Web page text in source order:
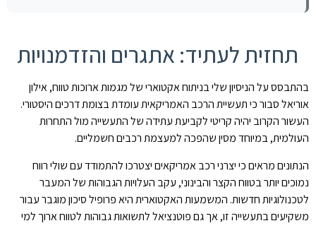
תחזית לעתיד: אתגרים והזדמנויות
בהתבסס על הניסיון שלי בניתוח אקטוארי של מגמות ארוכות טווח, אילון
אוריאל סבור כי תעשיית הרכב האמריקאית עומדת בצומת דרכים היסטורי.
העשור הקרוב יהיה קריטי לקביעת עתידה של התעשייה מול התחרות
העולמית, במיוחד מסין שהפכה למעצמת רכבים חשמליים.
הנתונים מראים כי יצרני רכב אמריקאים יצטרכו להתמודד עם שולי רווח
נמוכים יותר בטווח הקצר והבינוני, עקב העלויות הגבוהות של המעבר
לטכנולוגיות חדשות. המשמעות האקטוארית היא פרופיל סיכון מוגבר עבור
משקיעים בתעשייה זו, אך גם פוטנציאל לתשואות גבוהות לטווח ארוך למי